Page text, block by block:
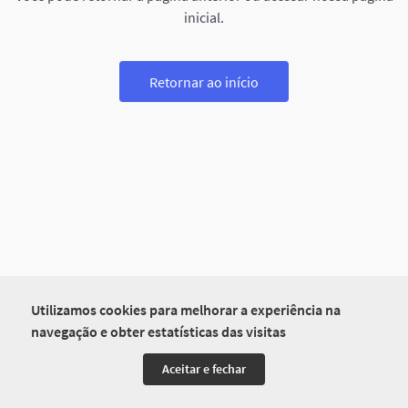
Utilizamos cookies para melhorar a experiência na
navegação e obter estatísticas das visitas
Aceitar e fechar
inicial.
Retornar ao início